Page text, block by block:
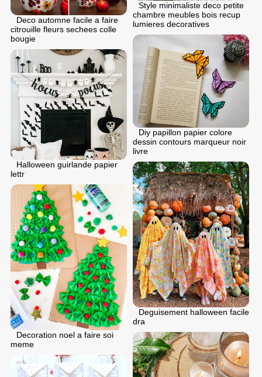
Deco automne facile a faire
citrouille fleurs sechees colle
bougie
Style minimaliste deco petite
chambre meubles bois recup
lumieres decoratives
Diy papillon papier colore
dessin contours marqueur noir
livre
Halloween guirlande papier
lettr
Deguisement halloween facile
dra
Decoration noel a faire soi
meme